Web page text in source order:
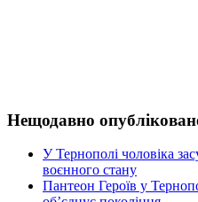
Нещодавно
У Тернополі чоловіка
воєнного стану
Пантеон Героїв у